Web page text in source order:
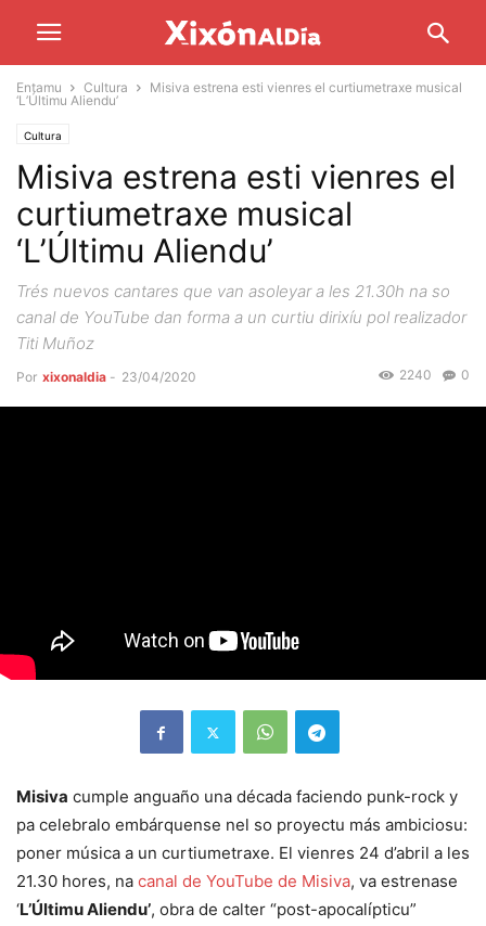
Entamu Cultura
Misiva estrena esti vienres el curtiumetraxe musical
‘L’Últimu Aliendu’
Cultura
Misiva estrena esti vienres el
curtiumetraxe musical
‘L’Últimu Aliendu’
Trés nuevos cantares que van asoleyar a les 21.30h na so
canal de YouTube dan forma a un curtiu dirixíu pol realizador
Titi Muñoz
Por xixonaldia - 23/04/2020 0
2240
Misiva cumple anguaño una década faciendo punk-rock y
pa celebralo embárquense nel so proyectu más ambiciosu:
poner música a un curtiumetraxe. El vienres 24 d’abril a les
21.30 hores, na canal de YouTube de Misiva, va estrenase
‘L’Últimu Aliendu’, obra de calter “post-apocalípticu”